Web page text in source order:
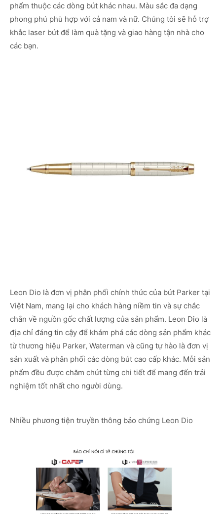
phẩm thuộc các dòng bút khác nhau. Màu sắc đa dạng
phong phú phù hợp với cả nam và nữ. Chúng tôi sẽ hỗ trợ
khắc laser bút để làm quà tặng và giao hàng tận nhà cho
các bạn.
Leon Dio là đơn vị phân phối chính thức của bút Parker tại
Việt Nam, mang lại cho khách hàng niềm tin và sự chắc
chắn về nguồn gốc chất lượng của sản phẩm. Leon Dio là
địa chỉ đáng tin cậy để khám phá các dòng sản phẩm khác
từ thương hiệu Parker, Waterman và cũng tự hào là đơn vị
sản xuất và phân phối các dòng bút cao cấp khác. Mỗi sản
phẩm đều được chăm chút từng chi tiết để mang đến trải
nghiệm tốt nhất cho người dùng.
Nhiều phương tiện truyền thông bảo chứng Leon Dio